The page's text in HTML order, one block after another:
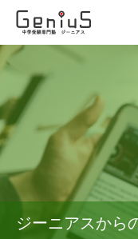
ジーニアスから
志望校別特訓
模試